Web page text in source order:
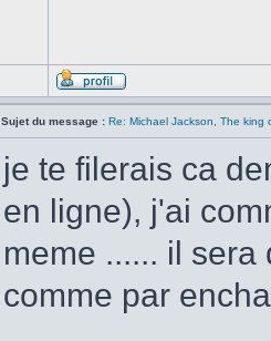
Sujet du message : Re: Michael Jackson, The king
je te filerais ca
en ligne), j'ai
meme ...... il
comme par